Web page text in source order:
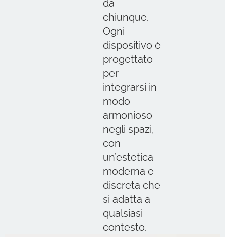
da
chiunque.
Ogni
dispositivo è
progettato
per
integrarsi in
modo
armonioso
negli spazi,
con
un’estetica
moderna e
discreta che
si adatta a
qualsiasi
contesto.